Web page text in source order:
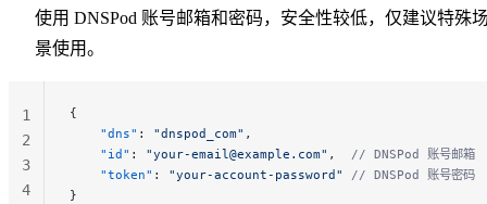
使用 DNSPod 账号邮箱和密码，安全性较低，仅建议特殊
景使用。
{
    "dns"
: "dnspod_com" ,
    "id"
: "your-email@example.com" , // DNSPod 账号邮箱
    "token"
: "your-account-password"
// DNSPod 账号密码
}
1
2
3
4